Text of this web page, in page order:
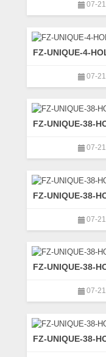
07-21
FZ-UNIQUE-4-
07-21
FZ-UNIQUE-38-
07-21
FZ-UNIQUE-38-
07-21
FZ-UNIQUE-38-
07-21
FZ-UNIQUE-38-